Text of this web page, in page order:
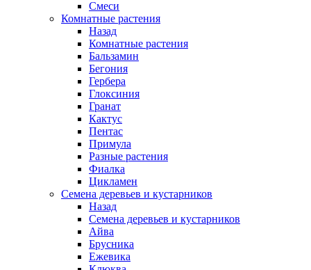
Смеси
Комнатные растения
Назад
Комнатные растения
Бальзамин
Бегония
Гербера
Глоксиния
Гранат
Кактус
Пентас
Примула
Разные растения
Фиалка
Цикламен
Семена деревьев и кустарников
Назад
Семена деревьев и кустарников
Айва
Брусника
Ежевика